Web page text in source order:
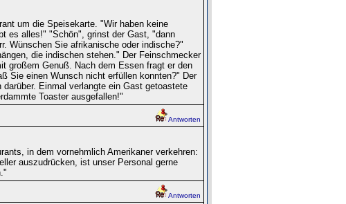
um die Speisekarte. "Wir haben keine
es alles!" "Schön", grinst der Gast, "dann
Wünschen Sie afrikanische oder indische?"
die indischen stehen." Der Feinschmecker
großem Genuß. Nach dem Essen fragt er den
Sie einen Wunsch nicht erfüllen konnten?" Der
Einmal verlangte ein Gast getoastete
Toaster ausgefallen!"
Antworten
in dem vornehmlich Amerikaner verkehren:
auszudrücken, ist unser Personal gerne
Antworten